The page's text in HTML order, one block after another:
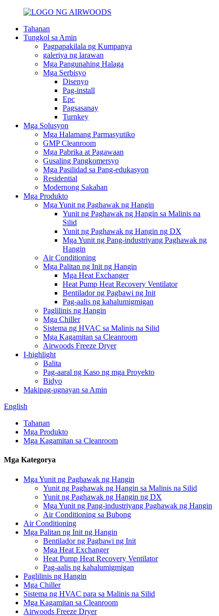
Tahanan
Tungkol sa Amin
Pagpapakilala ng Kumpanya
galeriya ng larawan
Mga Pangunahing Halaga
Mga Serbisyo
Disenyo
Pag-install
Epc
Pagsasanay
Turnkey
Mga Solusyon
Mga Halamang Parmasyutiko
GMP Cleanroom
Mga Pabrika at Pagawaan
Gusaling Pangkomersyo
Mga Pasilidad sa Pang-edukasyon
Residential
Modernong Sakahan
Mga Produkto
Mga Yunit ng Paghawak ng Hangin
Yunit ng Paghawak ng Hangin sa Malinis na
Silid
Yunit ng Paghawak ng Hangin ng DX
Mga Yunit ng Pang-industriyang Paghawak ng
Hangin
Air Conditioning
Mga Palitan ng Init ng Hangin
Mga Heat Exchanger
Heat Pump Heat Recovery Ventilator
Bentilador ng Pagbawi ng Init
Pag-aalis ng kahalumigmigan
Paglilinis ng Hangin
Mga Chiller
Sistema ng HVAC sa Malinis na Silid
Mga Kagamitan sa Cleanroom
Airwoods Freeze Dryer
I-highlight
Balita
Pag-aaral ng Kaso ng mga Proyekto
Bidyo
Makipag-ugnayan sa Amin
English
Tahanan
Mga Produkto
Mga Kagamitan sa Cleanroom
Mga Kategorya
Mga Yunit ng Paghawak ng Hangin
Yunit ng Paghawak ng Hangin sa Malinis na Silid
Yunit ng Paghawak ng Hangin ng DX
Mga Yunit ng Pang-industriyang Paghawak ng Hangin
Air Conditioning sa Bubong
Air Conditioning
Mga Palitan ng Init ng Hangin
Bentilador ng Pagbawi ng Init
Mga Heat Exchanger
Heat Pump Heat Recovery Ventilator
Pag-aalis ng kahalumigmigan
Paglilinis ng Hangin
Mga Chiller
Sistema ng HVAC para sa Malinis na Silid
Mga Kagamitan sa Cleanroom
Airwoods Freeze Dryer